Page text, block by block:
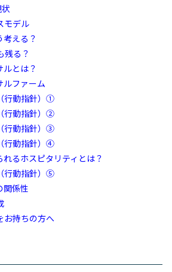
モデル
考える？
残る？
とは？
ルファーム
行動指針）①
行動指針）②
行動指針）③
行動指針）④
るホスピタリティとは？
行動指針）⑤
関係性
お持ちの方へ